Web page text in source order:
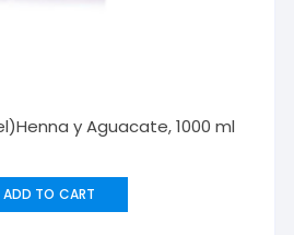
y Aguacate, 1000 ml
ADD TO CART